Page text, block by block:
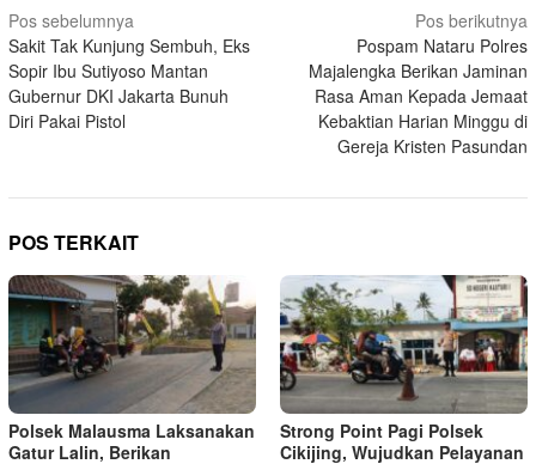
Navigasi
pos
Pos sebelumnya
Sakit Tak Kunjung Sembuh, Eks
Sopir Ibu Sutiyoso Mantan
Gubernur DKI Jakarta Bunuh
Diri Pakai Pistol
Pos berikutnya
Pospam Nataru Polres
Majalengka Berikan Jaminan
Rasa Aman Kepada Jemaat
Kebaktian Harian Minggu di
Gereja Kristen Pasundan
POS TERKAIT
Polsek Malausma Laksanakan
Gatur Lalin, Berikan
Strong Point Pagi Polsek
Cikijing, Wujudkan Pelayanan